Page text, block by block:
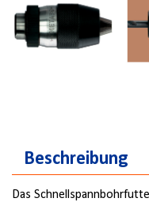
Beschreibung
Das